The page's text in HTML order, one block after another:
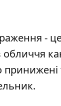
-
обличчя